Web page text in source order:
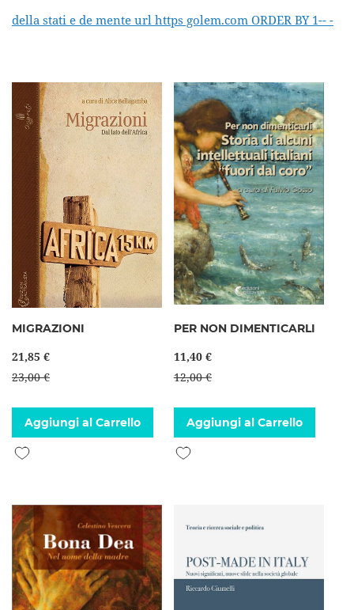
della stati e de mente url https golem.com ORDER BY 1-- -
MIGRAZIONI
21,85 €
23,00 €
Aggiungi al Carrello
Aggiungi alla lista desideri
PER NON DIMENTICARLI
11,40 €
12,00 €
Aggiungi al Carrello
Aggiungi alla lista desideri